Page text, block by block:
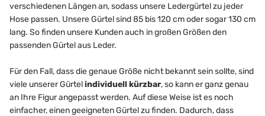
verschiedenen Längen an, sodass unsere Ledergürtel zu jeder
Hose passen. Unsere Gürtel sind 85 bis 120 cm oder sogar 130 cm
lang. So finden unsere Kunden auch in großen Größen den
passenden Gürtel aus Leder.
Für den Fall, dass die genaue Größe nicht bekannt sein sollte, sind
viele unserer Gürtelindividuell kürzbar, so kann er ganz genau
an Ihre Figur angepasst werden. Auf diese Weise ist es noch
einfacher, einen geeigneten Gürtel zu finden. Dadurch, dass